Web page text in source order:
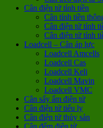
Cân điện tử tính tiền
Cân tính tiền
Cân điện tử tính
Cân điện tử tính
Loadcell – Cân áp lực
Loadcell Amcells
Loadcell Cas
Loadcell Keli
Loadcell Mavin
Loadcell VMC
Cân sấy ẩm điện tử
Cân điện tử tiểu ly
Cân điện tử thủy sản
Cân đếm điện tử